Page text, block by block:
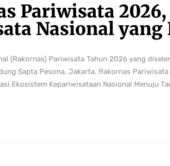
Pariwisata
Nasional yang
(Rakornas) Pariwisata Tahun 2026 yang
Sapta Pesona, Jakarta. Rakornas
Ekosistem Kepariwisataan Nasional Menuju